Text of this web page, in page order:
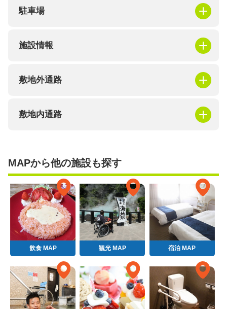
駐車場
施設情報
敷地外通路
敷地内通路
MAPから他の施設も探す
飲食 MAP 観光 MAP 宿泊 MAP